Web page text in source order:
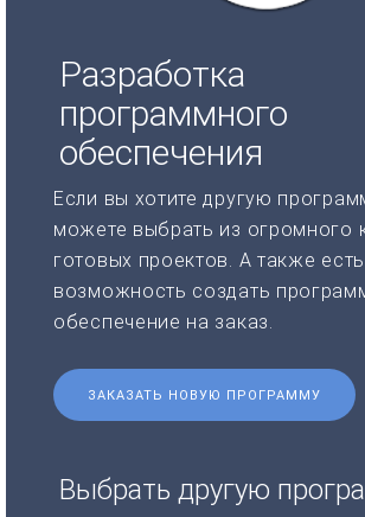
Разработка
программного
обеспечения
Если вы хотите другую
можете выбрать из огромного
готовых проектов. А также есть
возможность создать
обеспечение на заказ.
ЗАКАЗАТЬ НОВУЮ ПРОГРАММУ
Выбрать другую